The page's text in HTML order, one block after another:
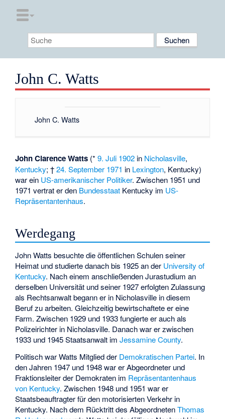
John C. Watts
John C. Watts
John Clarence Watts (*9. Juli 1902 in Nicholasville,
Kentucky; †24. September 1971 in Lexington, Kentucky)
war ein US-amerikanischer Politiker. Zwischen 1951 und
1971 vertrat er den Bundesstaat Kentucky im US-
Repräsentantenhaus.
Werdegang
John Watts besuchte die öffentlichen Schulen seiner
Heimat und studierte danach bis 1925 an der University of
Kentucky. Nach einem anschließenden Jurastudium an
derselben Universität und seiner 1927 erfolgten Zulassung
als Rechtsanwalt begann er in Nicholasville in diesem
Beruf zu arbeiten. Gleichzeitig bewirtschaftete er eine
Farm. Zwischen 1929 und 1933 fungierte er auch als
Polizeirichter in Nicholasville. Danach war er zwischen
1933 und 1945 Staatsanwalt imJessamine County.
Politisch war Watts Mitglied der Demokratischen Partei. In
den Jahren 1947 und 1948 war er Abgeordneter und
Fraktionsleiter der Demokraten im Repräsentantenhaus
von Kentucky. Zwischen 1948 und 1951 war er
Staatsbeauftragter für den motorisierten Verkehr in
Kentucky. Nach dem Rücktritt des AbgeordnetenThomas